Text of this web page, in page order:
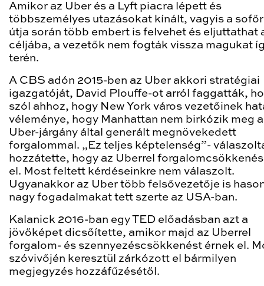
Amikor az Uber és a Lyft piacra lépett és
többszemélyes utazásokat kínált, vagyis a
útja során több embert is felvehet és eljuttathat
céljába, a vezetők nem fogták vissza magukat
terén.
A CBS adón 2015-ben az Uber akkori stratégiai
igazgatóját, David Plouffe-ot arról faggatták,
szól ahhoz, hogy New York város vezetőinek
véleménye, hogy Manhattan nem birkózik meg
Uber-járgány által generált megnövekedett
forgalommal. „Ez teljes képtelenség”-
hozzátette, hogy az Uberrel
el. Most feltett kérdéseinkre nem válaszolt.
Ugyanakkor az Uber több felsővezetője is
nagy fogadalmakat tett szerte az USA-ban.
Kalanick 2016-ban egy TED előadásban azt a
jövőképet dicsőítette, amikor majd az Uberrel
forgalom- és szennyezéscsökkenést érnek el.
szóvivőjén keresztül zárkózott el bármilyen
megjegyzés hozzáfűzésétől.